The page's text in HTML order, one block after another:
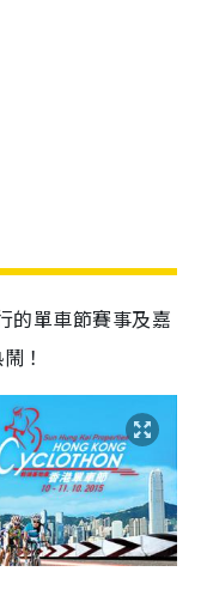
的單車節賽事及嘉
！